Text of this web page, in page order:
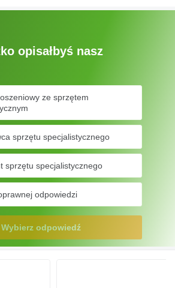
opisałbyś nasz
ze sprzętem
sprzętu specjalistycznego
sprzętu specjalistycznego
odpowiedzi
Wybierz odpowiedź